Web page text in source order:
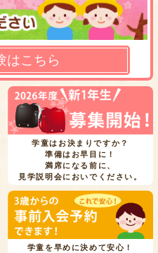
はこちら
学童はお決まりですか？
準備はお早目に！
満席になる前に、
見学説明会においでください。
学童を早めに決めて安心！